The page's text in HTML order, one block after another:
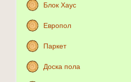
Блок Хаус
Европол
Паркет
Доска пола